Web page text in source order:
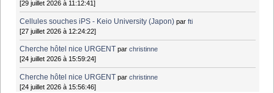
[29 juillet 2026 à 11:12:41]
Cellules souches iPS - Keio University (Japon) parfti
[27 juillet 2026 à 12:24:22]
Cherche hôtel nice URGENT parchristinne
[24 juillet 2026 à 15:59:24]
Cherche hôtel nice URGENT parchristinne
[24 juillet 2026 à 15:56:46]